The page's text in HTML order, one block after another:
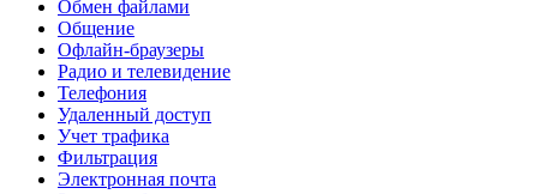
Обмен файлами
Общение
Офлайн-браузеры
Радио и телевидение
Телефония
Удаленный доступ
Учет трафика
Фильтрация
Электронная почта